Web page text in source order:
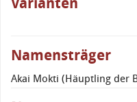
Namensträger
Akai Mokti (Häuptling der